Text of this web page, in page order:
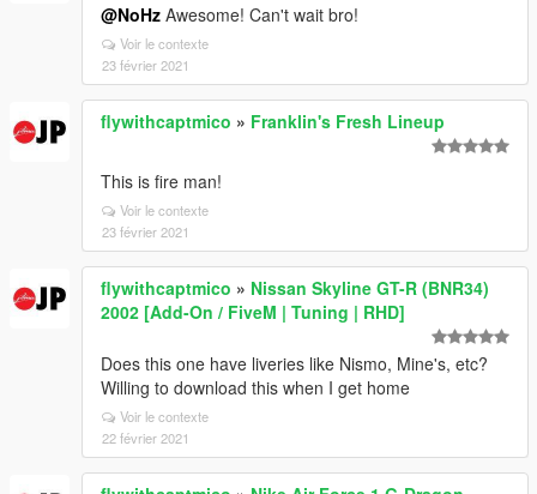
@NoHz Awesome! Can't wait bro!
Voir le contexte
23 février 2021
flywithcaptmico » Franklin's Fresh Lineup
This is fire man!
Voir le contexte
23 février 2021
flywithcaptmico » Nissan Skyline GT-R (BNR34)
2002 [Add-On / FiveM | Tuning | RHD]
Does this one have liveries like Nismo, Mine's, etc?
Willing to download this when I get home
Voir le contexte
22 février 2021